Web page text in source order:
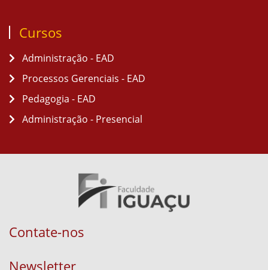
Cursos
Administração - EAD
Processos Gerenciais - EAD
Pedagogia - EAD
Administração - Presencial
Contate-nos
Newsletter